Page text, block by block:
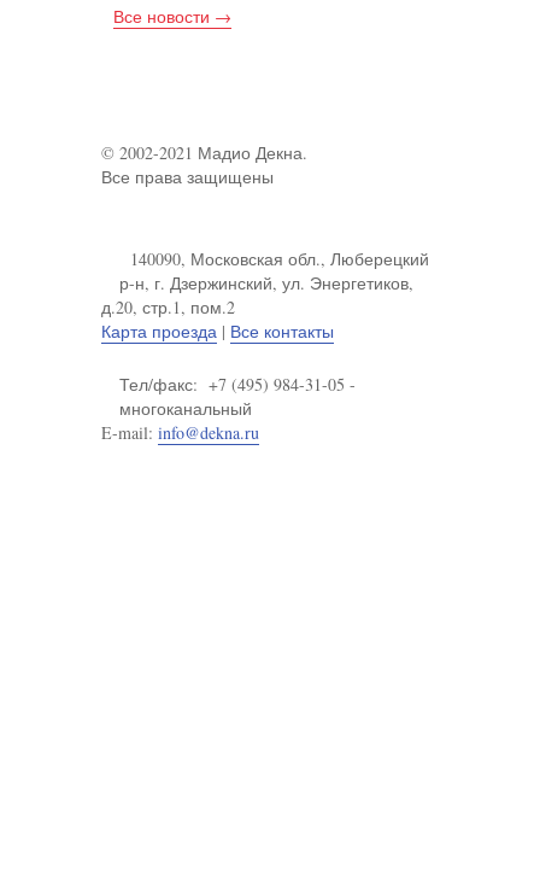
Все новости →
© 2002-2021 Мадио Декна.
Все права защищены
140090, Московская обл., Люберецкий
р-н, г. Дзержинский, ул. Энергетиков,
д.20, стр.1, пом.2
Карта проезда | Все контакты
Тел/факс: +7 (495) 984-31-05 -
многоканальный
E-mail: info@dekna.ru